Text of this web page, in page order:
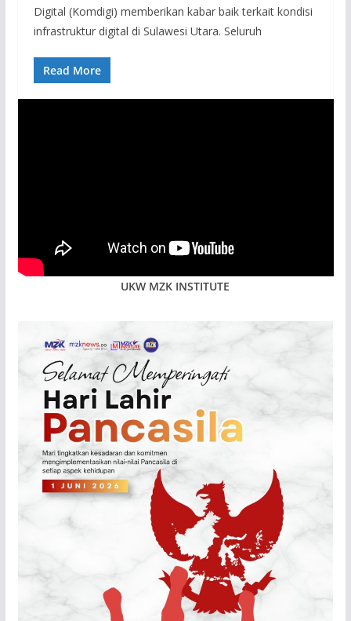
Digital (Komdigi) memberikan kabar baik terkait kondisi
infrastruktur digital di Sulawesi Utara. Seluruh
Read More
UKW MZK INSTITUTE